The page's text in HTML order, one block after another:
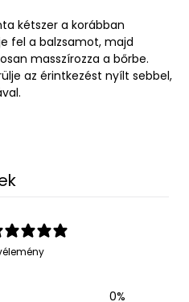
kétszer a korábban
fel a balzsamot, majd
masszírozza a bőrbe.
az érintkezést nyílt sebbel,
0%